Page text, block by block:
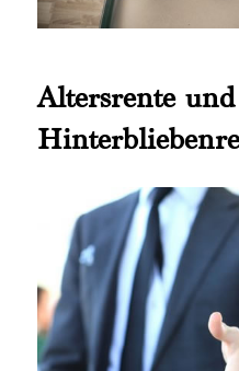
Altersrente und